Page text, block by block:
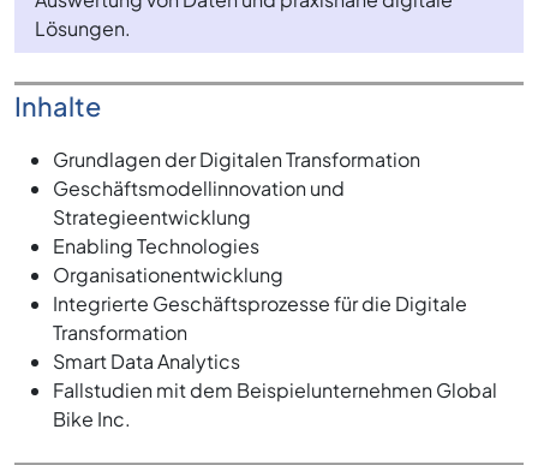
Lösungen.
Inhalte
Grundlagen der Digitalen Transformation
Geschäftsmodellinnovation und
Strategieentwicklung
Enabling Technologies
Organisationentwicklung
Integrierte Geschäftsprozesse für die Digitale
Transformation
Smart Data Analytics
Fallstudien mit dem Beispielunternehmen Global
Bike Inc.